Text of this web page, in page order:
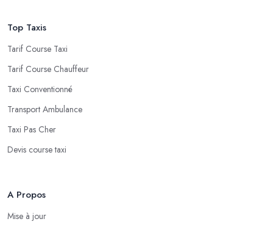
Top Taxis
Tarif Course Taxi
Tarif Course Chauffeur
Taxi Conventionné
Transport Ambulance
Taxi Pas Cher
Devis course taxi
A Propos
Mise à jour